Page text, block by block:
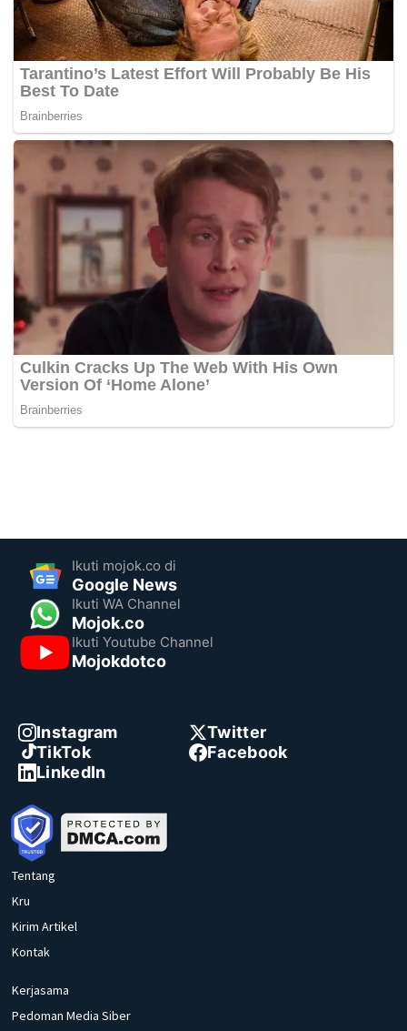
Ikuti mojok.co di
Google News
Ikuti WA Channel
Mojok.co
Ikuti Youtube Channel
Mojokdotco
Instagram
Twitter
TikTok
Facebook
LinkedIn
Tentang
Kru
Kirim Artikel
Kontak
Kerjasama
Pedoman Media Siber